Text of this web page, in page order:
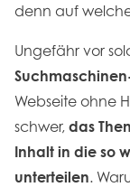
denn auf
Ungefähr vor
Webseite ohne
schwer, das
Inhalt in die so
unterteilen.